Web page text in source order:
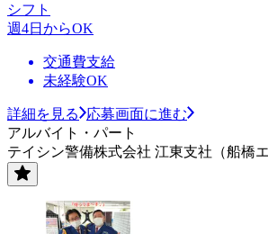
シフト
週4日からOK
交通費支給
未経験OK
詳細を見る
応募画面に進む
アルバイト・パート
テイシン警備株式会社 江東支社（船橋エ